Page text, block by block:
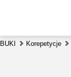
BUKI Korepetycje